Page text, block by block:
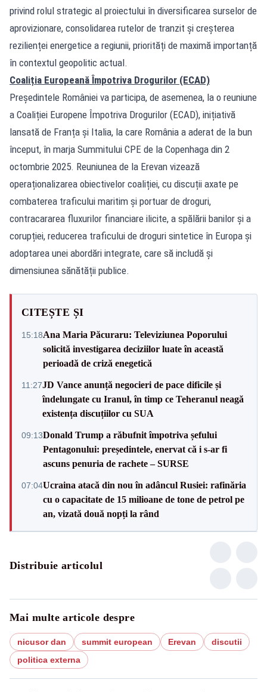
privind rolul strategic al proiectului în diversificarea surselor de
aprovizionare, consolidarea rutelor de tranzit și creșterea
rezilienței energetice a regiunii, priorități de maximă importanță
în contextul geopolitic actual.
Coaliția Europeană Împotriva Drogurilor (ECAD)
Președintele României va participa, de asemenea, la o reuniune
a Coaliției Europene Împotriva Drogurilor (ECAD), inițiativă
lansată de Franța și Italia, la care România a aderat de la bun
început, în marja Summitului CPE de la Copenhaga din 2
octombrie 2025. Reuniunea de la Erevan vizează
operaționalizarea obiectivelor coaliției, cu discuții axate pe
combaterea traficului maritim și portuar de droguri,
contracararea fluxurilor financiare ilicite, a spălării banilor și a
corupției, reducerea traficului de droguri sintetice în Europa și
adoptarea unei abordări integrate, care să includă și
dimensiunea sănătății publice.
CITEȘTE ȘI
15:18Ana Maria Păcuraru: Televiziunea Poporului
solicită investigarea deciziilor luate în această
perioadă de criză enegetică
11:27JD Vance anunță negocieri de pace dificile și
îndelungate cu Iranul, în timp ce Teheranul neagă
existența discuțiilor cu SUA
09:13Donald Trump a răbufnit împotriva șefului
Pentagonului: președintele, enervat că i s-ar fi
ascuns penuria de rachete – SURSE
07:04Ucraina atacă din nou în adâncul Rusiei: rafinăria
cu o capacitate de 15 milioane de tone de petrol pe
an, vizată două nopți la rând
Distribuie articolul
Mai multe articole despre
nicusor dan summit european Erevan
discutii
politica externa